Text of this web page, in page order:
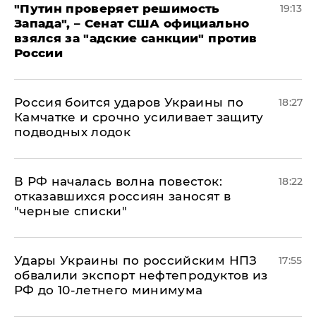
"Путин проверяет решимость
Запада", – Сенат США официально
взялся за "адские санкции" против
России
19:13
Россия боится ударов Украины по
Камчатке и срочно усиливает защиту
подводных лодок
18:27
​В РФ началась волна повесток:
отказавшихся россиян заносят в
"черные списки"
18:22
Удары Украины по российским НПЗ
обвалили экспорт нефтепродуктов из
РФ до 10-летнего минимума
17:55